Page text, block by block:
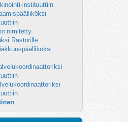
instituuttiin
nimitetty
Rastorille